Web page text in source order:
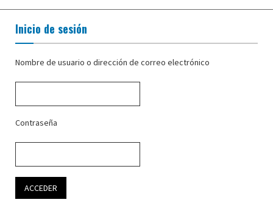
Inicio de sesión
Nombre de usuario o dirección de correo electrónico
Contraseña